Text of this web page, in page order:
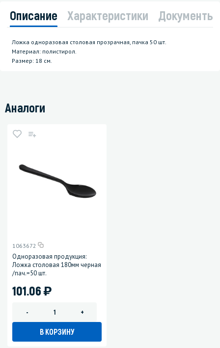
Описание Характеристики Документы
Ложка одноразовая столовая прозрачная, пачка 50 шт.
Материал: полистирол.
Размер: 18 см.
Аналоги
1063672
Одноразовая продукция:
Ложка столовая 180мм черная
/пач.=50 шт.
101.06)
- +
В КОРЗИНУ